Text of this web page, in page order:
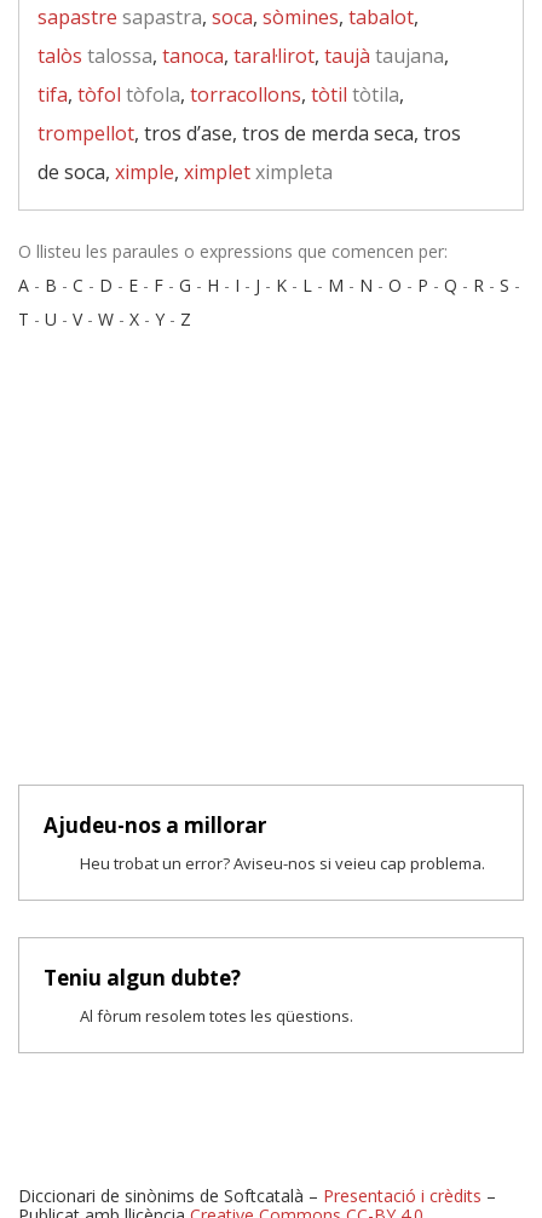
sapastre sapastra, soca, sòmines, tabalot,
talòs talossa, tanoca, taral·lirot, taujà taujana,
tifa, tòfol tòfola, torracollons, tòtil tòtila,
trompellot, tros d’ase, tros de merda seca, tros
de soca, ximple, ximpletximpleta
O llisteu les paraules o expressions que comencen per:
A - B - C - D - E - F - G - H - I - J - K - L - M - N - O - P - Q - R - S -
T - U - V- W - X - Y - Z
Ajudeu-nos a millorar
Heu trobat un error? Aviseu-nos si veieu cap problema.
Teniu algun dubte?
Al fòrum resolem totes les qüestions.
Diccionari de sinònims de Softcatalà – Presentació i crèdits –